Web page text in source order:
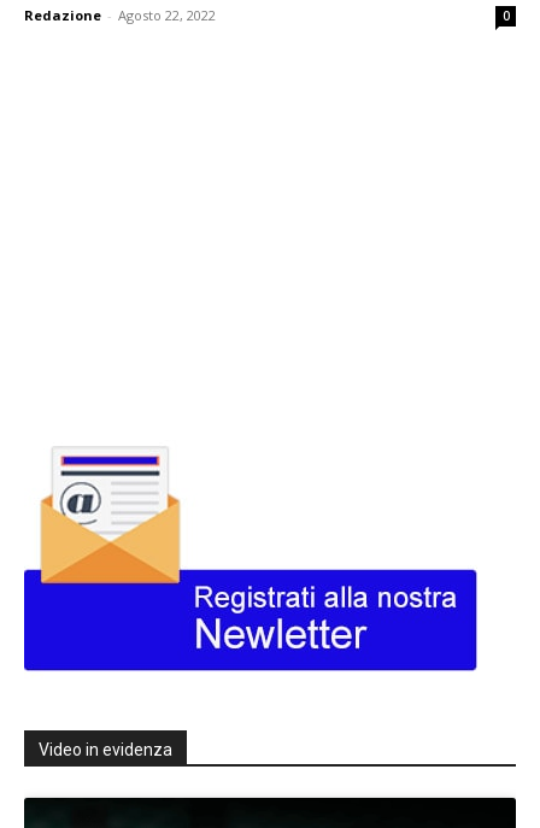
Redazione - Agosto 22, 2022 0
Video in evidenza